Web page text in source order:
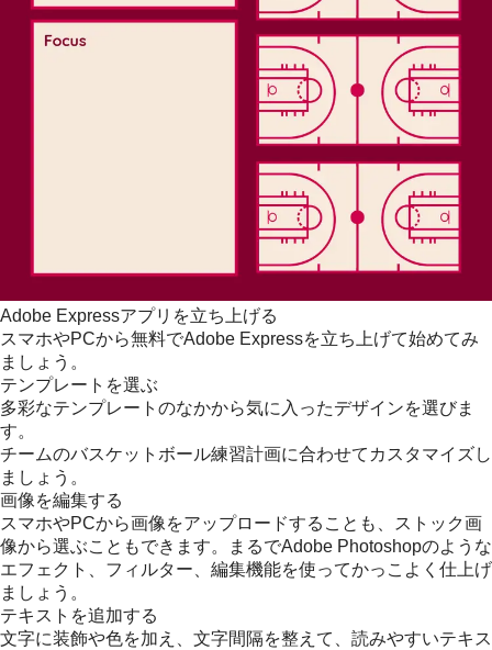
Adobe Expressアプリを立ち上げる
スマホやPCから無料でAdobe Expressを立ち上げて始めてみ
ましょう。
テンプレートを選ぶ
多彩なテンプレートのなかから気に入ったデザインを選びま
す。
チームのバスケットボール練習計画に合わせてカスタマイズし
ましょう。
画像を編集する
スマホやPCから画像をアップロードすることも、ストック画
像から選ぶこともできます。まるでAdobe Photoshopのような
エフェクト、フィルター、編集機能を使ってかっこよく仕上げ
ましょう。
テキストを追加する
文字に装飾や色を加え、文字間隔を整えて、読みやすいテキス